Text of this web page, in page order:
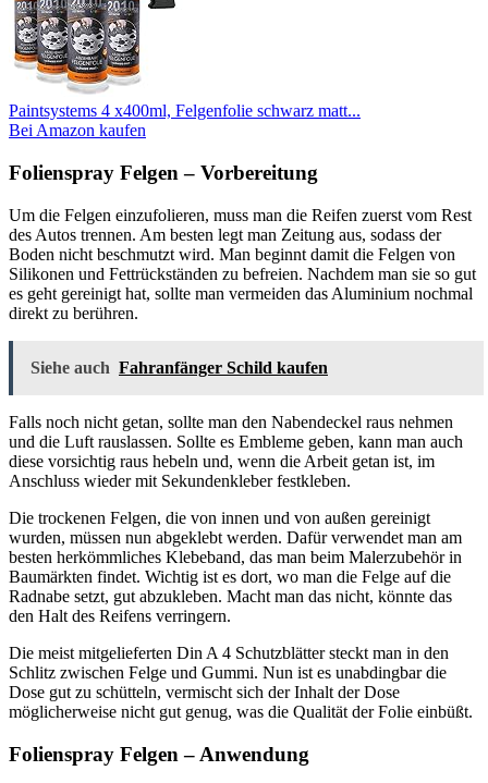
Paintsystems 4 x400ml, Felgenfolie schwarz matt...
Bei Amazon kaufen
Folienspray Felgen – Vorbereitung
Um die Felgen einzufolieren, muss man die Reifen zuerst vom Rest
des Autos trennen. Am besten legt man Zeitung aus, sodass der
Boden nicht beschmutzt wird. Man beginnt damit die Felgen von
Silikonen und Fettrückständen zu befreien. Nachdem man sie so gut
es geht gereinigt hat, sollte man vermeiden das Aluminium nochmal
direkt zu berühren.
Siehe auch Fahranfänger Schild kaufen
Falls noch nicht getan, sollte man den Nabendeckel raus nehmen
und die Luft rauslassen. Sollte es Embleme geben, kann man auch
diese vorsichtig raus hebeln und, wenn die Arbeit getan ist, im
Anschluss wieder mit Sekundenkleber festkleben.
Die trockenen Felgen, die von innen und von außen gereinigt
wurden, müssen nun abgeklebt werden. Dafür verwendet man am
besten herkömmliches Klebeband, das man beim Malerzubehör in
Baumärkten findet. Wichtig ist es dort, wo man die Felge auf die
Radnabe setzt, gut abzukleben. Macht man das nicht, könnte das
den Halt des Reifens verringern.
Die meist mitgelieferten Din A 4 Schutzblätter steckt man in den
Schlitz zwischen Felge und Gummi. Nun ist es unabdingbar die
Dose gut zu schütteln, vermischt sich der Inhalt der Dose
möglicherweise nicht gut genug, was die Qualität der Folie einbüßt.
Folienspray Felgen – Anwendung